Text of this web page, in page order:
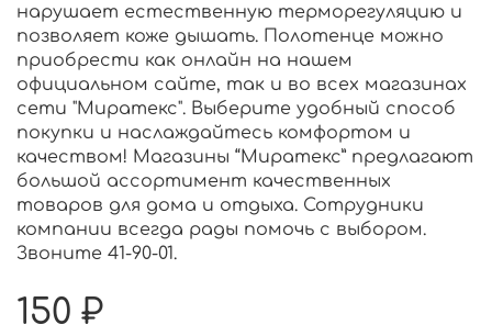
нарушает естественную терморегуляцию и
позволяет коже дышать. Полотенце можно
приобрести как онлайн на нашем
официальном сайте, так и во всех магазинах
сети "Миратекс". Выберите удобный способ
покупки и наслаждайтесь комфортом и
качеством! Магазины “Миратекс” предлагают
большой ассортимент качественных
товаров для дома и отдыха. Сотрудники
компании всегда рады помочь с выбором.
Звоните 41-90-01.
150 ₽